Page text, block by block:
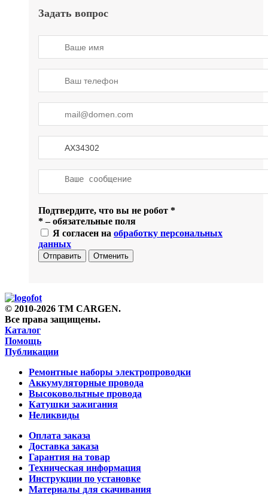
Задать вопрос
Подтвердите, что вы не робот *
*– обязательные поля
Я согласен на обработку персональных
данных
Отправить Отменить
© 2010-2026 TM CARGEN.
Все права защищены.
Каталог
Помощь
Публикации
Ремонтные наборы электропроводки
Аккумуляторные провода
Высоковольтные провода
Катушки зажигания
Неликвиды
Оплата заказа
Доставка заказа
Гарантия на товар
Техническая информация
Инструкции по установке
Материалы для скачивания